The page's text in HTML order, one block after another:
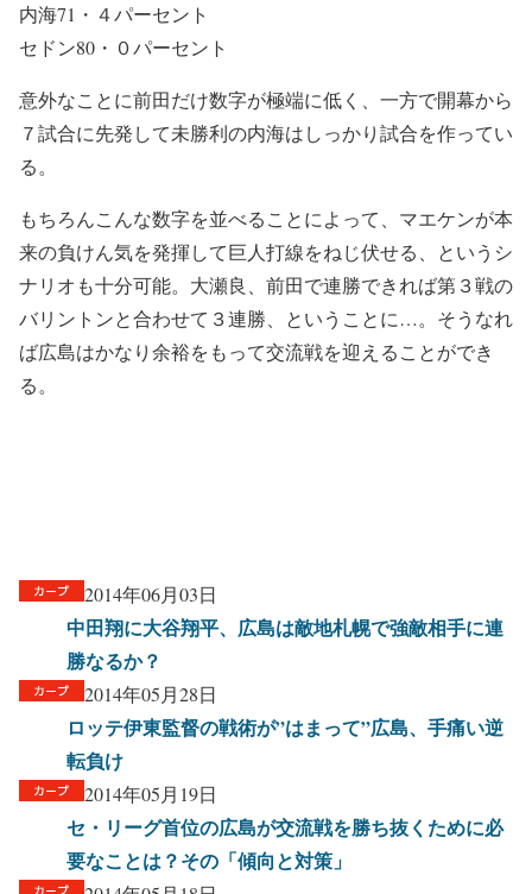
内海71・４パーセント
セドン80・０パーセント
意外なことに前田だけ数字が極端に低く、一方で開幕から
７試合に先発して未勝利の内海はしっかり試合を作ってい
る。
もちろんこんな数字を並べることによって、マエケンが本
来の負けん気を発揮して巨人打線をねじ伏せる、というシ
ナリオも十分可能。大瀬良、前田で連勝できれば第３戦の
バリントンと合わせて３連勝、ということに…。そうなれ
ば広島はかなり余裕をもって交流戦を迎えることができ
る。
2014年06月03日
中田翔に大谷翔平、広島は敵地札幌で強敵相手に連
勝なるか？
2014年05月28日
ロッテ伊東監督の戦術が”はまって”広島、手痛い逆
転負け
2014年05月19日
セ・リーグ首位の広島が交流戦を勝ち抜くために必
要なことは？その「傾向と対策」